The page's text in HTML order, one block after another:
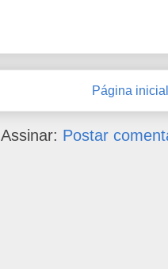
Página inicial
Assinar: Postar